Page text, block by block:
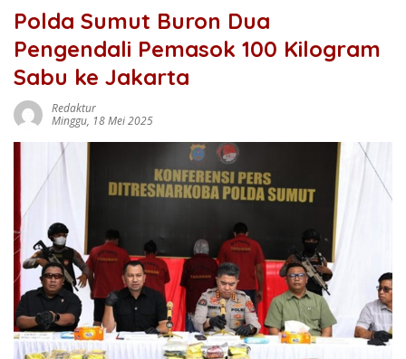
Polda Sumut Buron Dua
Pengendali Pemasok 100 Kilogram
Sabu ke Jakarta
Redaktur
Minggu, 18 Mei 2025